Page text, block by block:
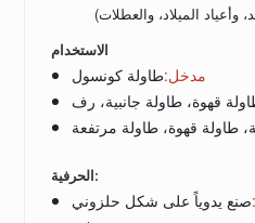
وأعياد الميلاد، والعطلات)
الاستخدام
مدخل:طاولة كونسول
قهوة، طاولة جانبية، رف
طاولة قهوة، طاولة مرتفعة
الحرفية:
:صنع يدوياً على شكل حلزوني